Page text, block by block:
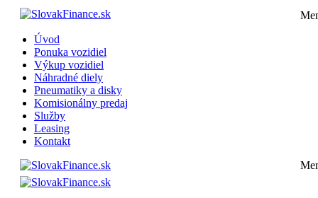
Úvod
Ponuka vozidiel
Výkup vozidiel
Náhradné diely
Pneumatiky a disky
Komisionálny predaj
Služby
Leasing
Kontakt